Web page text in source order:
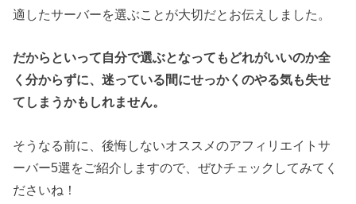
適したサーバーを選ぶことが大切だとお伝えしました。
だからといって自分で選ぶとなってもどれがいいのか全
く分からずに、迷っている間にせっかくのやる気も失せ
てしまうかもしれません。
そうなる前に、後悔しないオススメのアフィリエイトサ
ーバー5選をご紹介しますので、ぜひチェックしてみてく
ださいね！